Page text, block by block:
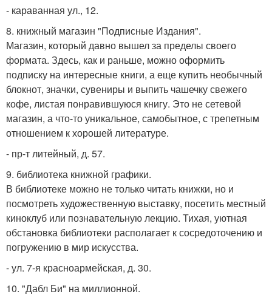
- караванная ул., 12.
8. книжный магазин "Подписные Издания".
Магазин, который давно вышел за пределы своего
формата. Здесь, как и раньше, можно оформить
подписку на интересные книги, а еще купить необычный
блокнот, значки, сувениры и выпить чашечку свежего
кофе, листая понравившуюся книгу. Это не сетевой
магазин, а что-то уникальное, самобытное, с трепетным
отношением к хорошей литературе.
- пр-т литейный, д. 57.
9. библиотека книжной графики.
В библиотеке можно не только читать книжки, но и
посмотреть художественную выставку, посетить местный
киноклуб или познавательную лекцию. Тихая, уютная
обстановка библиотеки располагает к сосредоточению и
погружению в мир искусства.
- ул. 7-я красноармейская, д. 30.
10. "Дабл Би" на миллионной.